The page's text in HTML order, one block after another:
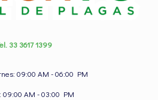
33 3617 1399
09:00 AM - 06:00 PM
09:00 AM - 03:00 PM